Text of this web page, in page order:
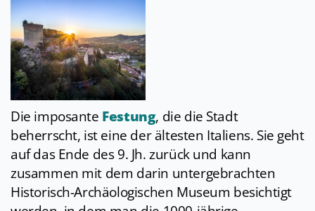
Die imposante Festung, die die Stadt
beherrscht, ist eine der ältesten Italiens. Sie geht
auf das Ende des 9. Jh. zurück und kann
zusammen mit dem darin untergebrachten
Historisch-Archäologischen Museum besichtigt